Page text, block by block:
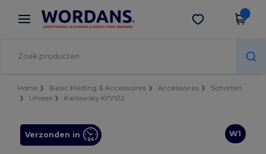
× Wordans-app
Betere prijzen in de app!
Download app
Home Basic Kleding & Accessoires Accessoires
Schorten
Unisex
Karlowsky KYVS12
W1
Verzonden in